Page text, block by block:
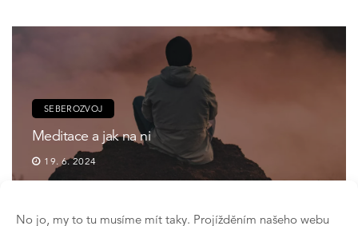
No jo, my to tu musíme mít taky. Projížděním našeho webu
SEBEROZVOJ
Meditace a jak na ni
19. 6. 2024